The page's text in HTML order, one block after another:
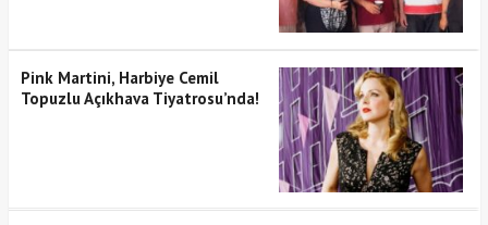
Pink Martini, Harbiye Cemil
Topuzlu Açıkhava Tiyatrosu’nda!